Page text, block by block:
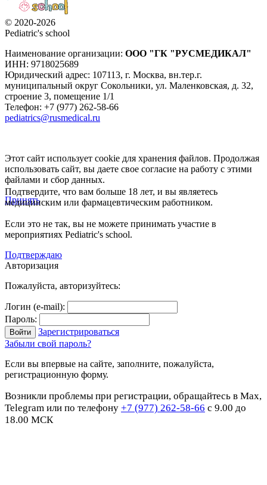
© 2020-2026
Pediatric's school
Наименование организации: ООО "ГК "РУСМЕДИКАЛ"
ИНН: 9718025689
Юридический адрес: 107113, г. Москва, вн.тер.г.
муниципальный округ Сокольники, ул. Маленковская, д. 32,
строение 3, помещение 1/1
Телефон: +7 (977) 262-58-66
pediatrics@rusmedical.ru
Этот сайт использует cookie для хранения файлов. Продолжая
использовать сайт, вы даете свое согласие на работу с этими
файлами и сбор данных.
Принять
Подтвердите, что вам больше 18 лет, и вы являетесь
медицинским или фармацевтическим работником.
Если это не так, вы не можете принимать участие в
мероприятиях Pediatric's school.
Подтверждаю
Авторизация
Пожалуйста, авторизуйтесь:
Логин (e-mail):
Пароль:
Зарегистрироваться
Забыли свой пароль?
Если вы впервые на сайте, заполните, пожалуйста,
регистрационную форму.
Возникли проблемы при регистрации, обращайтесь в Max,
Telegram или по телефону +7 (977) 262-58-66 с 9.00 до
18.00 МСК